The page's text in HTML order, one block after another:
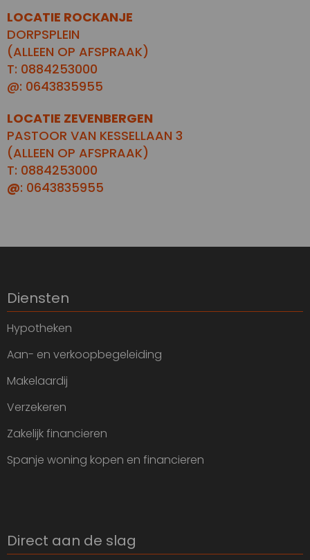
LOCATIE ROCKANJE
DORPSPLEIN
(ALLEEN OP AFSPRAAK)
T: 0884253000
@: 0643835955
LOCATIE ZEVENBERGEN
PASTOOR VAN KESSELLAAN 3
(ALLEEN OP AFSPRAAK)
T: 0884253000
@: 0643835955
Diensten
Hypotheken
Aan- en verkoopbegeleiding
Makelaardij
Verzekeren
Zakelijk financieren
Spanje woning kopen en financieren
Direct aan de slag